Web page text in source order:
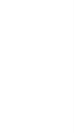
DATI
indicato
ai sensi